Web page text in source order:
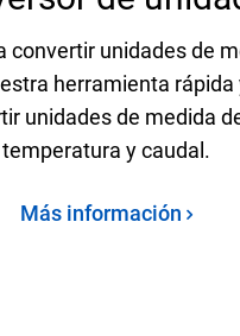
convertir unidades de
herramienta rápida
unidades de medida
temperatura y caudal.
Más información